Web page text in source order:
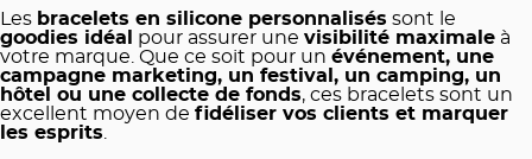
Les bracelets en silicone personnalisés sont le
goodies idéal
pour assurer une visibilité maximale à
votre marque. Que ce soit pour un événement, une
campagne marketing, un festival, un camping, un
hôtel ou une collecte de fonds, ces bracelets sont un
excellent moyen de fidéliser vos clients et marquer
les esprits